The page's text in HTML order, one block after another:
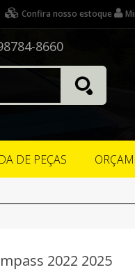
Confira nosso estoque
8660
DE PEÇAS
2022 2025